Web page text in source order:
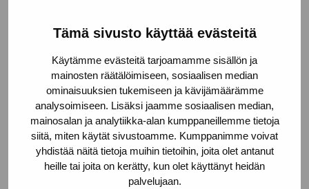
Tämä sivusto käyttää evästeitä
Käytämme evästeitä tarjoamamme sisällön ja
mainosten räätälöimiseen, sosiaalisen median
ominaisuuksien tukemiseen ja kävijämäärämme
analysoimiseen. Lisäksi jaamme sosiaalisen median,
mainosalan ja analytiikka-alan kumppaneillemme tietoja
siitä, miten käytät sivustoamme. Kumppanimme voivat
yhdistää näitä tietoja muihin tietoihin, joita olet antanut
heille tai joita on kerätty, kun olet käyttänyt heidän
palvelujaan.